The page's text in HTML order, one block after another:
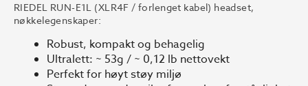
RIEDEL RUN-E1L (XLR4F / forlenget kabel) headset,
nøkkelegenskaper:
Robust, kompakt og behagelig
Ultralett: ~ 53g / ~ 0,12 lb nettovekt
Perfekt for høyt støy miljø